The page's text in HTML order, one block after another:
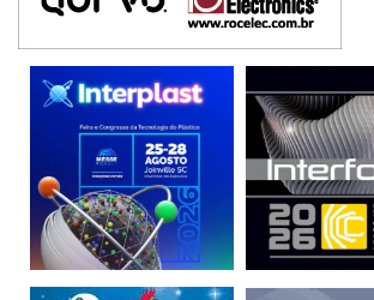
Resource Planning). “O ERP é um método
importância para otimizar os processos
benefícios são a automação, a redução
acompanhamento de vendas, a
segurança. A integração faz com que se
acompanhar os diversos setores da
simultaneamente, com uma análise mais
assertiva”, disse o consultor.